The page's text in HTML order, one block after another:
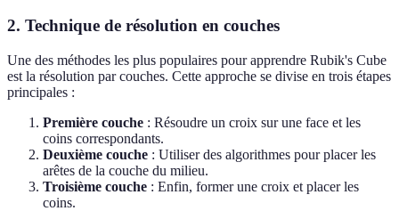
2. Technique de résolution en couches
Une des méthodes les plus populaires pour apprendre Rubik's Cube
est la résolution par couches. Cette approche se divise en trois étapes
principales :
Première couche : Résoudre un croix sur une face et les
coins correspondants.
Deuxième couche : Utiliser des algorithmes pour placer les
arêtes de la couche du milieu.
Troisième couche : Enfin, former une croix et placer les
coins.